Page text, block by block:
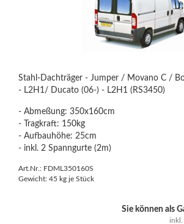
Stahl-Dachträger - Jumper / Movano C /
- L2H1/ Ducato (06-) - L2H1 (RS3450)
- Abmeßung: 350x160cm
- Tragkraft: 150kg
- Aufbauhöhe: 25cm
- inkl. 2 Spanngurte (2m)
Art.Nr.: FDML350160S
Gewicht: 45 kg je Stück
Sie können als
inkl.